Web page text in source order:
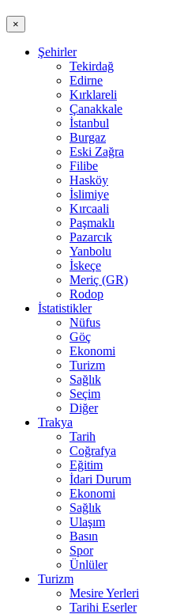
×
Şehirler
Tekirdağ
Edirne
Kırklareli
Çanakkale
İstanbul
Burgaz
Eski Zağra
Filibe
Hasköy
İslimiye
Kırcaali
Paşmaklı
Pazarcık
Yanbolu
İskeçe
Meriç (GR)
Rodop
İstatistikler
Nüfus
Göç
Ekonomi
Turizm
Sağlık
Seçim
Diğer
Trakya
Tarih
Coğrafya
Eğitim
İdari Durum
Ekonomi
Sağlık
Ulaşım
Basın
Spor
Ünlüler
Turizm
Mesire Yerleri
Tarihi Eserler